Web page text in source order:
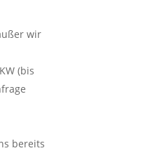
wir
(bis
bereits